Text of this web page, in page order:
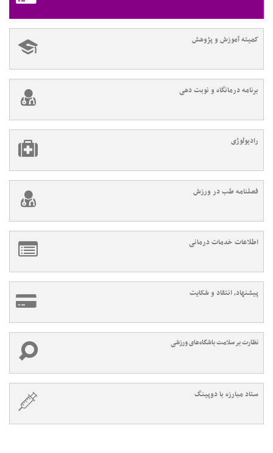
کمیته آموزش و پژوهش
برنامه درمانگاه و نوبت دهی
رادیولوژی
فصلنامه طب در ورزش
اطلاعات خدمات درمانی
پیشنهاد، انتقاد و شکایت
نظارت بر سلامت باشگاه‌های ورزشی
ستاد مبارزه با دوپینگ